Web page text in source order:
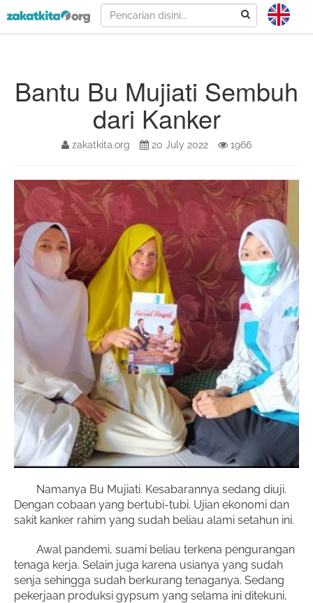
Bantu Bu Mujiati Sembuh
dari Kanker
zakatkita.org 20 July 2022 1966
Namanya Bu Mujiati. Kesabarannya sedang diuji.
Dengan cobaan yang bertubi-tubi. Ujian ekonomi dan
sakit kanker rahim yang sudah beliau alami setahun ini.
Awal pandemi, suami beliau terkena pengurangan
tenaga kerja. Selain juga karena usianya yang sudah
senja sehingga sudah berkurang tenaganya. Sedang
pekerjaan produksi gypsum yang selama ini ditekuni,